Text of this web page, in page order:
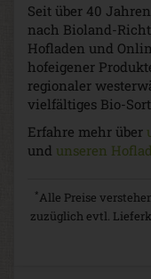
Seit über 40
nach Bioland-
Hofladen und
hofeigener
regionaler
vielfältiges Bio-
Erfahre mehr über
und unseren
*Alle Preise
zuzüglich evtl.